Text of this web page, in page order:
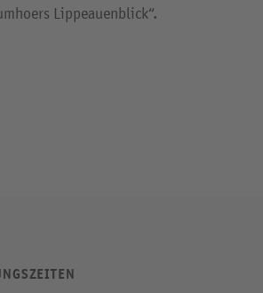
Lippeauenblick“.